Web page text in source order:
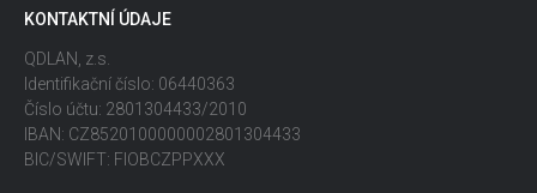
KONTAKTNÍ ÚDAJE
QDLAN, z.s.
Identifikační číslo: 06440363
Číslo účtu: 2801304433/2010
IBAN: CZ8520100000002801304433
BIC/SWIFT: FIOBCZPPXXX